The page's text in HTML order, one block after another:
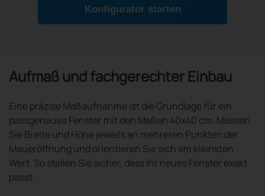
Konfigurator starten
Aufmaß und fachgerechter Einbau
Eine präzise Maßaufnahme ist die Grundlage für ein
passgenaues Fenster mit den Maßen 40x40 cm. Messen
Sie Breite und Höhe jeweils an mehreren Punkten der
Maueröffnung und orientieren Sie sich am kleinsten
Wert. So stellen Sie sicher, dass Ihr neues Fenster exakt
passt.